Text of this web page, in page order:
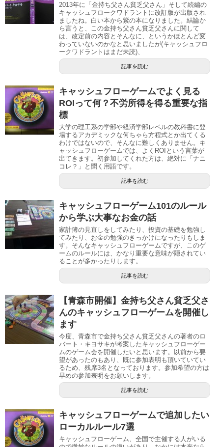
2013年に「金持ち父さん貧乏父さん」そして続編の
キャッシュフロークワドラントに改訂版が出版され
ましたね。白い本から紫の本になりました。結論か
ら言うと、この金持ち父さん貧乏父さんに関して
は、改定前の内容とそんなに、というかほとんど変
わっていないのかなと思いましたが(キャッシュフロ
ークワドラントはまだ未読)、
記事を読む
キャッシュフローゲームでよく見る
ROIって何？不労所得を得る重要な指
標
大学の理工系の学部や経済学部レベルの教科書に登
場するアカデミックな何ちゃら方程式とか出てくる
わけではないので、そんなに難しくありません。キ
ャッシュフローゲームでは、よくROIという言葉が
出てきます。初参加してくれた方は、絶対に「ナニ
コレ？」と聞く用語です。
記事を読む
キャッシュフローゲーム101のルール
から学ぶ大事なお金の話
家計簿の見直しをしてみたり、投資の基礎を勉強し
てみたり、お金の勉強のきっかけになったりもしま
す。そんなキャッシュフローゲームですが、このゲ
ームのルールには、かなり重要な意味が隠されてい
ることが多かったりします。
記事を読む
【青森市開催】金持ち父さん貧乏父さ
んのキャッシュフローゲームを開催し
ます
今度、青森市で金持ち父さん貧乏父さんの著者のロ
バート・キヨサキが考案したキャッシュフローゲー
ムのゲーム会を開催したいと思います。以前から要
望があったのもあり、既に参加表明も頂いていてい
るため、残席3名となっております。参加希望の方は
早めの参加表明をお願いします。
記事を読む
キャッシュフローゲームで追加したい
ローカルルール7選
キャッシュフローゲーム、全国で主催する人がいる